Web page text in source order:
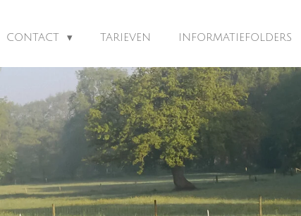
CONTACT TARIEVEN INFORMATIEFOLDERS